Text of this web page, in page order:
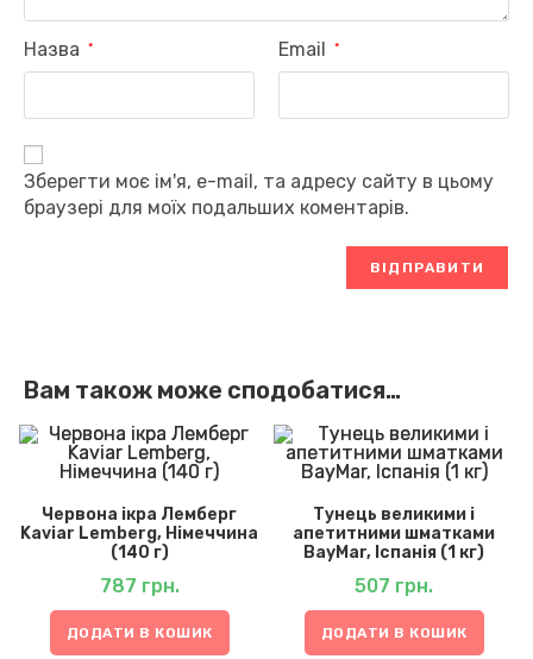
Назва * Email *
Зберегти моє ім'я, e-mail, та адресу сайту в цьому
браузері для моїх подальших коментарів.
Вам також може сподобатися…
Червона ікра Лемберг
Kaviar Lemberg, Німеччина
(140 г)
787 грн.
ДОДАТИ В КОШИК
Тунець великими і
апетитними шматками
BayMar, Іспанія (1 кг)
507 грн.
ДОДАТИ В КОШИК